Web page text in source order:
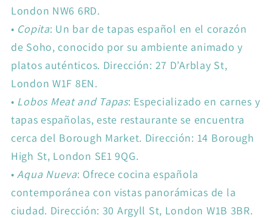
London NW6 6RD.
• Copita: Un bar de tapas español en el corazón
de Soho, conocido por su ambiente animado y
platos auténticos. Dirección: 27 D’Arblay St,
London W1F 8EN.
• Lobos Meat and Tapas: Especializado en carnes y
tapas españolas, este restaurante se encuentra
cerca del Borough Market. Dirección: 14 Borough
High St, London SE1 9QG.
• Aqua Nueva: Ofrece cocina española
contemporánea con vistas panorámicas de la
ciudad. Dirección: 30 Argyll St, London W1B 3BR.